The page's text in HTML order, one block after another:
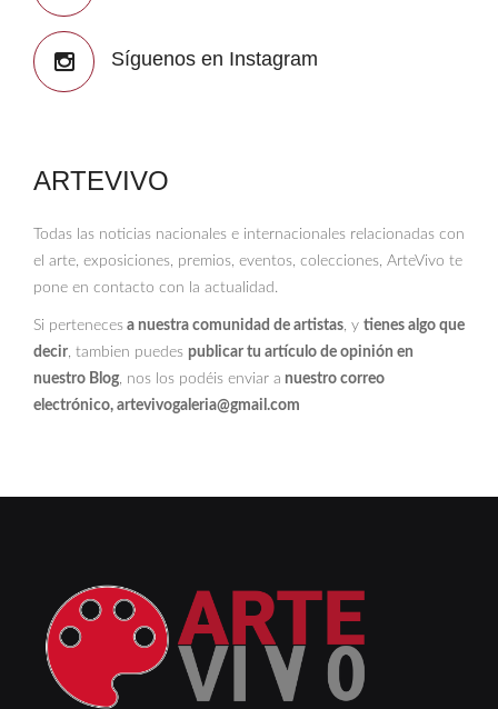
Síguenos en Instagram
ARTEVIVO
Todas las noticias nacionales e internacionales relacionadas con
el arte, exposiciones, premios, eventos, colecciones, ArteVivo te
pone en contacto con la actualidad.
Si perteneces a nuestra comunidad de artistas, y tienes algo que
decir, tambien puedes publicar tu artículo de opinión en
nuestro Blog, nos los podéis enviar a nuestro correo
electrónico, artevivogaleria@gmail.com